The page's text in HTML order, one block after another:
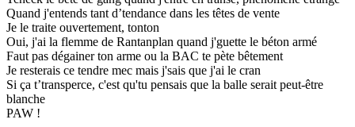
Quand j'entends tant d’tendance dans les têtes de vente
Je le traite ouvertement, tonton
Oui, j'ai la flemme de Rantanplan quand j'guette le béton armé
Faut pas dégainer ton arme ou la BAC te pète bêtement
Je resterais ce tendre mec mais j'sais que j'ai le cran
Si ça t’transperce, c'est qu'tu pensais que la balle serait peut-être
blanche
PAW !